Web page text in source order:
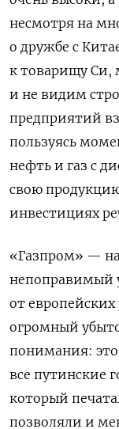
несмотря на
о дружбе с
к товарищу Си,
и не видим
предприятий
пользуясь
нефть и газ с
свою
инвестициях
«Газпром» —
непоправимый
от европейских
огромный
понимания: это
все путинские
который
позволяли и